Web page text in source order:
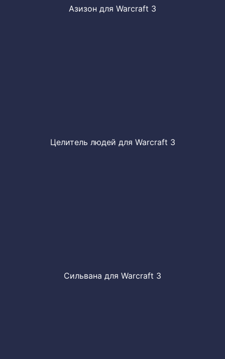
Азизон для Warcraft 3
Целитель людей для Warcraft 3
Сильвана для Warcraft 3